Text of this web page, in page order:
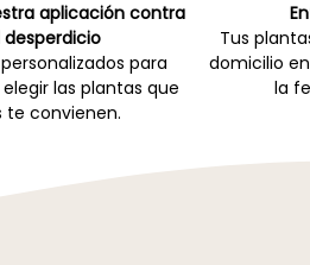
aplicación contra
desperdicio
para
las plantas que
te convienen.
Tus
domicilio
la